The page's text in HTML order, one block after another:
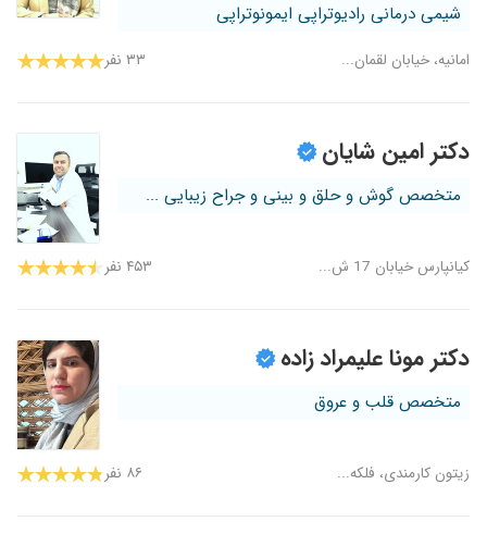
شیمی درمانی رادیوتراپی ایمونوتراپی
امانیه، خیابان لقمان... ۳۳ نفر
دکتر امین شایان
متخصص گوش و حلق و بینی و جراح زیبایی ...
کیانپارس خیابان 17 ش... ۴۵۳ نفر
دکتر مونا علیمراد زاده
متخصص قلب و عروق
زیتون کارمندی، فلکه... ۸۶ نفر